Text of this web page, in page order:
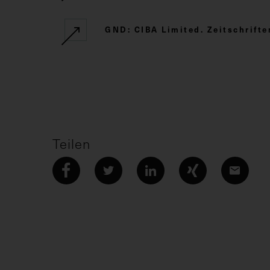
GND: CIBA Limited.
Teilen